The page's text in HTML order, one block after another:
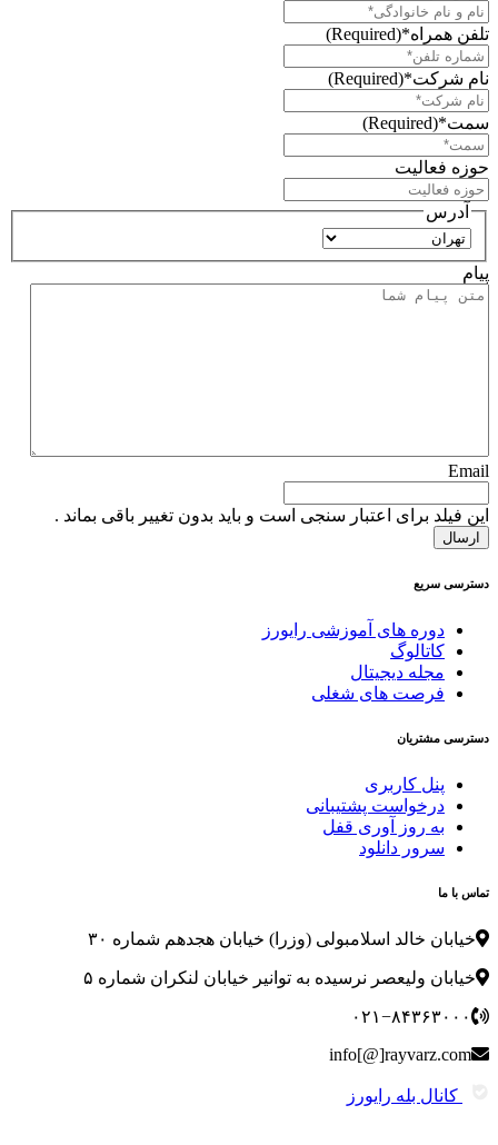
تلفن همراه*(Required)
نام شرکت*(Required)
سمت*(Required)
حوزه فعالیت
آدرس
استان
پیام
Email
این فیلد برای اعتبار سنجی است و باید بدون تغییر باقی بماند .
دسترسی سریع
دوره های آموزشی رایورز
کاتالوگ
مجله دیجیتال
فرصت های شغلی
دسترسی مشتریان
پنل کاربری
درخواست پشتیبانی
به روز آوری قفل
سرور دانلود
تماس با ما
خیابان خالد اسلامبولی (وزرا) خیابان هجدهم شماره ۳۰
خیابان ولیعصر نرسیده به توانیر خیابان لنکران شماره ۵
۰۲۱−۸۴۳۶۳۰۰۰
info[@]rayvarz.com
کانال بله رایورز